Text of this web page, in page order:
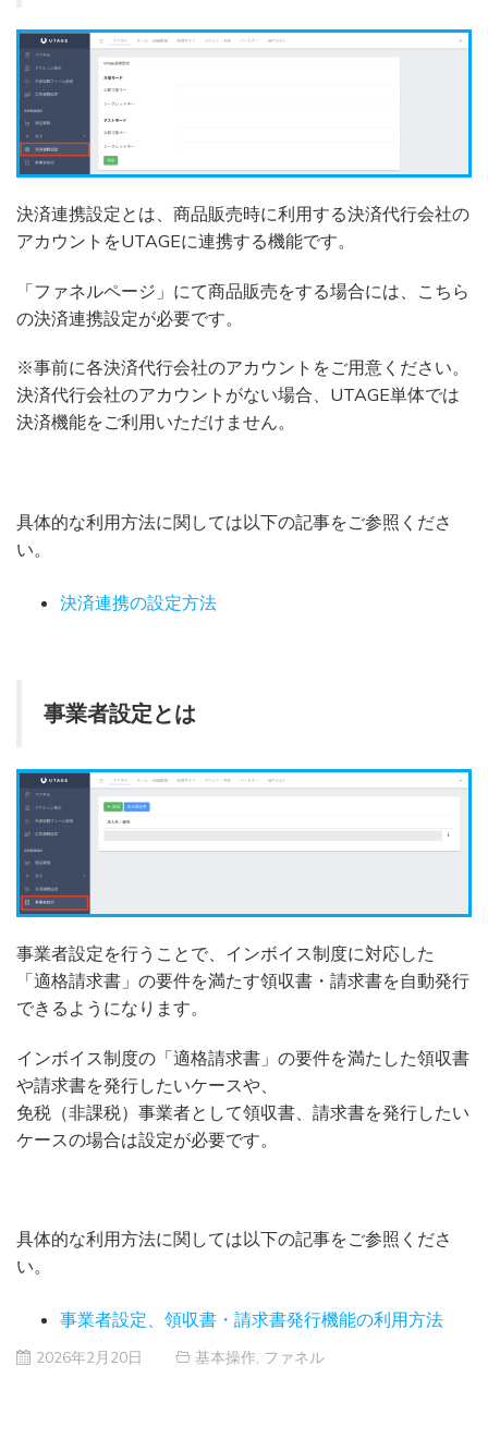
決済連携設定とは、商品販売時に利用する決済代行会社の
アカウントをUTAGEに連携する機能です。
「ファネルページ」にて商品販売をする場合には、こちら
の決済連携設定が必要です。
※事前に各決済代行会社のアカウントをご用意ください。
決済代行会社のアカウントがない場合、UTAGE単体では
決済機能をご利用いただけません。
具体的な利用方法に関しては以下の記事をご参照くださ
い。
決済連携の設定方法
事業者設定とは
事業者設定を行うことで、インボイス制度に対応した
「適格請求書」の要件を満たす領収書・請求書を自動発行
できるようになります。
インボイス制度の「適格請求書」の要件を満たした領収書
や請求書を発行したいケースや、
免税（非課税）事業者として領収書、請求書を発行したい
ケースの場合は設定が必要です。
具体的な利用方法に関しては以下の記事をご参照くださ
い。
事業者設定、領収書・請求書発行機能の利用方法
2026年2月20日 基本操作 ファネル